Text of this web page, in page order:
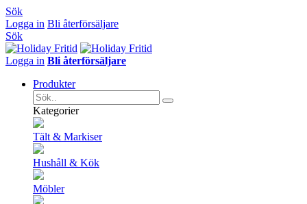
Sök
Logga in Bli återförsäljare
Sök
Logga in Bli återförsäljare
Produkter
Kategorier
Tält & Markiser
Hushåll & Kök
Möbler